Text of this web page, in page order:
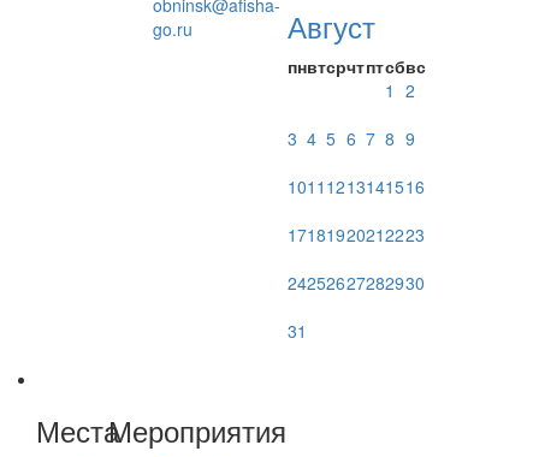
go.ru
Август
пнвтсрчтптсбвс
1 2
3 4 5 6 7 8 9
1011 1213141516
17181920212223
24252627282930
31
МестаМероприятия